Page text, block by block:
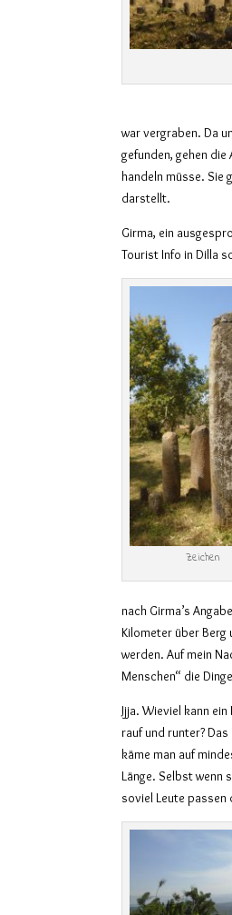
war vergraben. Da
gefunden, gehen
handeln müsse. Sie
darstellt.
Girma, ein
Tourist Info in Dilla
Zeichen
nach Girma’s
Kilometer über
werden. Auf mein
Menschen“ die
Jjja. Wieviel kann
rauf und runter?
käme man auf
Länge. Selbst wenn
soviel Leute passen